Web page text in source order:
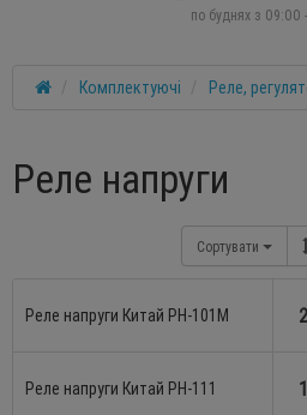
по буднях з 09:00
Комплектуючі Реле,
Реле напруги
Сортувати
Реле напруги Китай РН-101М
Реле напруги Китай РН-111